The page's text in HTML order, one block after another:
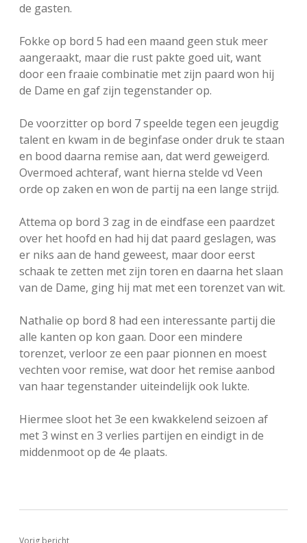
de gasten.
Fokke op bord 5 had een maand geen stuk meer
aangeraakt, maar die rust pakte goed uit, want
door een fraaie combinatie met zijn paard won hij
de Dame en gaf zijn tegenstander op.
De voorzitter op bord 7 speelde tegen een jeugdig
talent en kwam in de beginfase onder druk te staan
en bood daarna remise aan, dat werd geweigerd.
Overmoed achteraf, want hierna stelde vd Veen
orde op zaken en won de partij na een lange strijd.
Attema op bord 3 zag in de eindfase een paardzet
over het hoofd en had hij dat paard geslagen, was
er niks aan de hand geweest, maar door eerst
schaak te zetten met zijn toren en daarna het slaan
van de Dame, ging hij mat met een torenzet van wit.
Nathalie op bord 8 had een interessante partij die
alle kanten op kon gaan. Door een mindere
torenzet, verloor ze een paar pionnen en moest
vechten voor remise, wat door het remise aanbod
van haar tegenstander uiteindelijk ook lukte.
Hiermee sloot het 3e een kwakkelend seizoen af
met 3 winst en 3 verlies partijen en eindigt in de
middenmoot op de 4e plaats.